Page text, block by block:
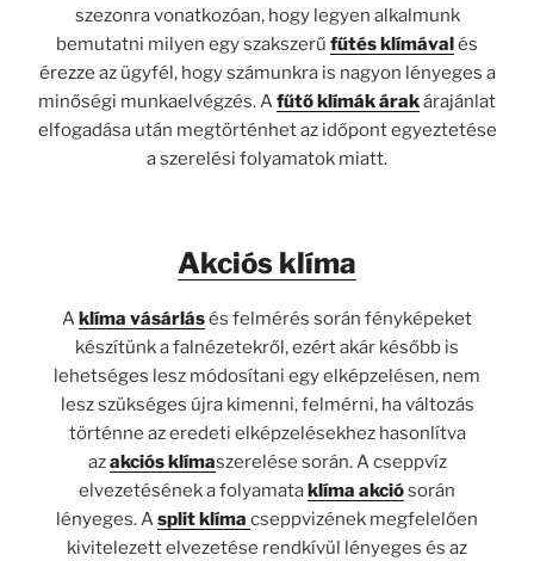
szezonra vonatkozóan, hogy legyen alkalmunk
bemutatni milyen egy szakszerű fűtés klímával és
érezze az ügyfél, hogy számunkra is nagyon lényeges a
minőségi munkaelvégzés. Afűtő klímák árakárajánlat
elfogadása után megtörténhet az időpont egyeztetése
a szerelési folyamatok miatt.
Akciós klíma
Aklíma vásárlásés felmérés során fényképeket
készítünk a falnézetekről, ezért akár később is
lehetséges lesz módosítani egy elképzelésen, nem
lesz szükséges újra kimenni, felmérni, ha változás
történne az eredeti elképzelésekhez hasonlítva
azakciós klímaszerelése során. A cseppvíz
elvezetésének a folyamataklíma akciósorán
lényeges. Asplit klíma cseppvizének megfelelően
kivitelezett elvezetése rendkívül lényeges és az